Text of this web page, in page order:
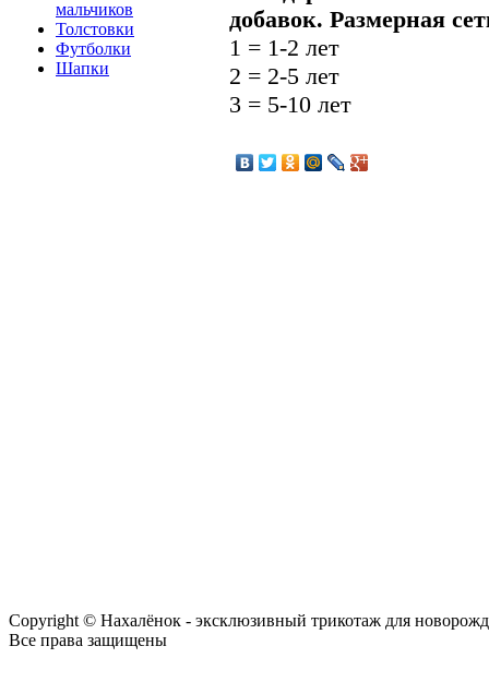
мальчиков
Толстовки
Футболки
Шапки
добавок. Размерная
1 = 1-2 лет
2 = 2-5 лет
3 = 5-10 лет
Copyright © Нахалёнок - эксклюзивный трикотаж для
Все права защищены